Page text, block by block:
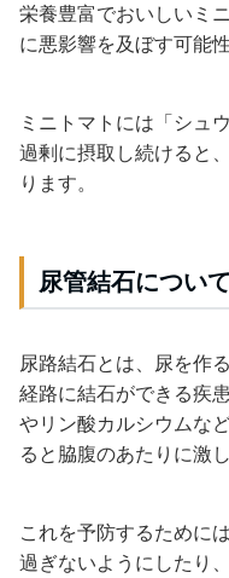
栄養豊富でおいしいミ
に悪影響を及ぼす可能
ミニトマトには「シュ
過剰に摂取し続けると
ります。
尿管結石について
尿路結石とは、尿を作
経路に結石ができる疾
やリン酸カルシウムな
ると脇腹のあたりに激
これを予防するために
過ぎないようにしたり